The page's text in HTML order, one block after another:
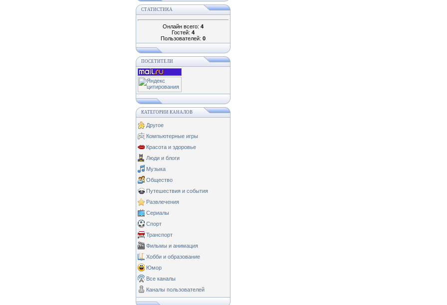
СТАТИСТИКА
Онлайн всего: 4
Гостей: 4
Пользователей: 0
ПОСЕТИТЕЛИ
КАТЕГОРИИ КАНАЛОВ
Другое
Компьютерные игры
Красота и здоровье
Люди и блоги
Музыка
Общество
Путешествия и события
Развлечения
Сериалы
Спорт
Транспорт
Фильмы и анимация
Хобби и образование
Юмор
Все каналы
Каналы пользователей